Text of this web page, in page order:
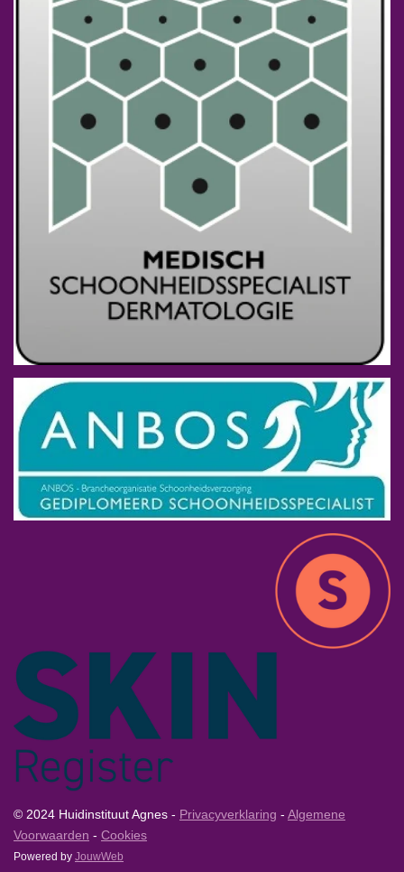
© 2024 Huidinstituut Agnes - Privacyverklaring - Algemene
Voorwaarden - Cookies
Powered by JouwWeb